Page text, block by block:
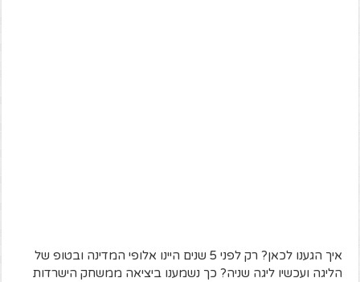
איך הגענו לכאן? רק לפני 5 שנים היינו אלופי המדינה ובטופ של
הליגה ועכשיו ליגה שניה? כך נשמענו ביציאה ממשחק הישרדות